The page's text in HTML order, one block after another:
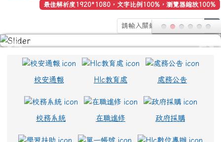
最佳解析度1920*1080，文字比例100%，瀏覽器縮放100%
上中區域內容
校安通報 Hlc教育處 處務公告
校務系統 在職進修 政府採購